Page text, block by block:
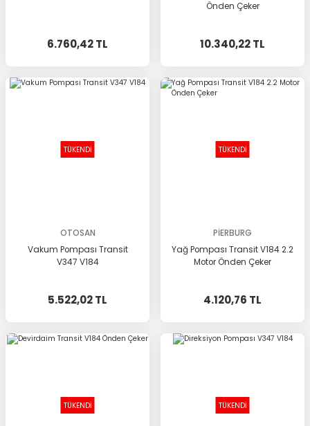
6.760,42 TL
Önden Çeker
10.340,22 TL
TÜKENDİ
OTOSAN
Vakum Pompası Transit
V347 V184
5.522,02 TL
TÜKENDİ
PİERBURG
Yağ Pompası Transit V184 2.2
Motor Önden Çeker
4.120,76 TL
TÜKENDİ TÜKENDİ